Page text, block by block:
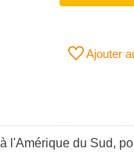
Ajouter
du Sud,